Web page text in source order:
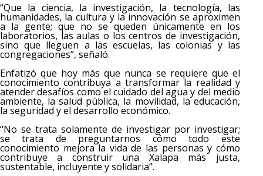
“Que la ciencia, la investigación, la tecnología, las
humanidades, la cultura y la innovación se aproximen
a la gente; que no se queden únicamente en los
laboratorios, las aulas o los centros de investigación,
sino que lleguen a las escuelas, las colonias y las
congregaciones”, señaló.
Enfatizó que hoy más que nunca se requiere que el
conocimiento contribuya a transformar la realidad y
atender desafíos como el cuidado del agua y del medio
ambiente, la salud pública, la movilidad, la educación,
la seguridad y el desarrollo económico.
“No se trata solamente de investigar por investigar;
se trata de preguntarnos cómo todo este
conocimiento mejora la vida de las personas y cómo
contribuye a construir una Xalapa más justa,
sustentable, incluyente y solidaria”.